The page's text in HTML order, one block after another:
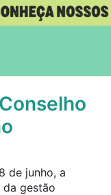
de junho, a
da gestão